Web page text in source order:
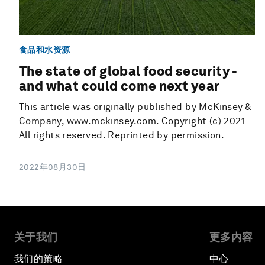
食品和水资源
The state of global food security -
and what could come next year
This article was originally published by McKinsey &
Company, www.mckinsey.com. Copyright (c) 2021
All rights reserved. Reprinted by permission.
2022年08月30日
关于我们
我们的策略
更多内容
中心